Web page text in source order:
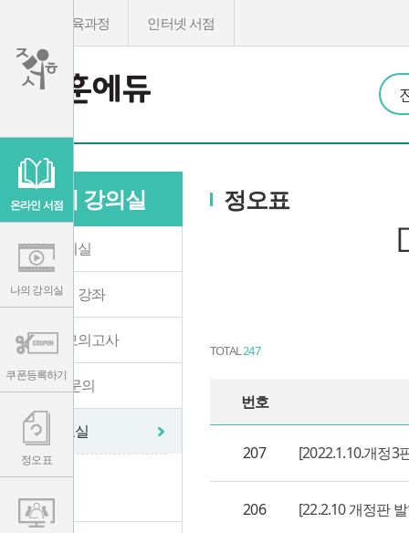
온라인 서점
나의 강의실
쿠폰등록하기
정오표
온라인교육과정 인터넷 서점
인
나의 강의실
나의 강의실
수강중인 강좌
온라인 모의고사
1:1 학습문의
학습자료실
- 자료실
- 정오표
정오표
TOTAL247
번호
207 [2022.1.10.개정3
206 [22.2.10 개정판